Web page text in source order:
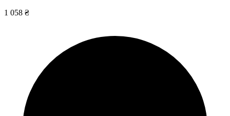
1 058 ₴